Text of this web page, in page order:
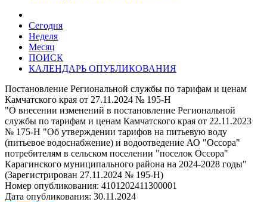
Сегодня
Неделя
Месяц
ПОИСК
КАЛЕНДАРЬ ОПУБЛИКОВАНИЯ
Постановление Региональной службы по тарифам и ценам
Камчатского края от 27.11.2024 № 195-Н
"О внесении изменений в постановление Региональной
службы по тарифам и ценам Камчатского края от 22.11.2023
№ 175-Н "Об утверждении тарифов на питьевую воду
(питьевое водоснабжение) и водоотведение АО "Оссора"
потребителям в сельском поселении "поселок Оссора"
Карагинского муниципального района на 2024-2028 годы"
(Зарегистрирован 27.11.2024 № 195-Н)
Номер опубликования: 4101202411300001
Дата опубликования: 30.11.2024